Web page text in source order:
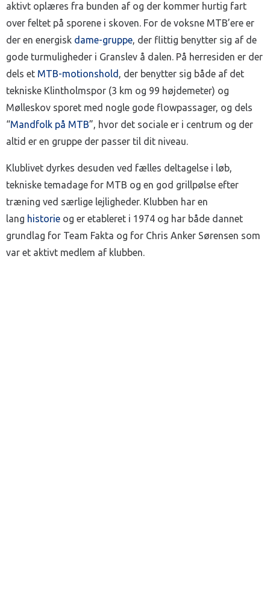
aktivt oplæres fra bunden af og der kommer hurtig fart
over feltet på sporene i skoven. For de voksne MTB’ere er
der en energisk dame-gruppe, der flittig benytter sig af de
gode turmuligheder i Granslev å dalen. På herresiden er der
dels et MTB-motionshold , der benytter sig både af det
tekniske Klintholmspor (3 km og 99 højdemeter) og
Mølleskov sporet med nogle gode flowpassager, og dels
“Mandfolk på MTB”, hvor det sociale er i centrum og der
altid er en gruppe der passer til dit niveau.
Klublivet dyrkes desuden ved fælles deltagelse i løb,
tekniske temadage for MTB og en god grillpølse efter
træning ved særlige lejligheder. Klubben har en
lang historie og er etableret i 1974 og har både dannet
grundlag for Team Fakta og for Chris Anker Sørensen som
var et aktivt medlem af klubben.